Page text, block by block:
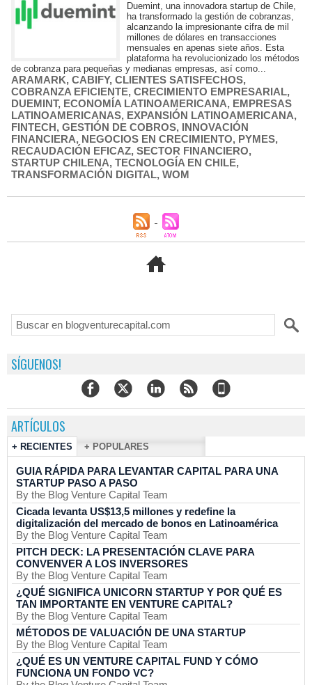
Duemint, una innovadora startup de Chile,
ha transformado la gestión de cobranzas,
alcanzando la impresionante cifra de mil
millones de dólares en transacciones
mensuales en apenas siete años. Esta
plataforma ha revolucionizado los métodos
de cobranza para pequeñas y medianas empresas, así como...
ARAMARK, CABIFY, CLIENTES SATISFECHOS,
COBRANZA EFICIENTE, CRECIMIENTO EMPRESARIAL,
DUEMINT, ECONOMÍA LATINOAMERICANA, EMPRESAS
LATINOAMERICANAS, EXPANSIÓN LATINOAMERICANA,
FINTECH, GESTIÓN DE COBROS, INNOVACIÓN
FINANCIERA, NEGOCIOS EN CRECIMIENTO, PYMES,
RECAUDACIÓN EFICAZ, SECTOR FINANCIERO,
STARTUP CHILENA, TECNOLOGÍA EN CHILE,
TRANSFORMACIÓN DIGITAL, WOM
SÍGUENOS!
ARTÍCULOS
+ RECIENTES + POPULARES
GUIA RÁPIDA PARA LEVANTAR CAPITAL PARA UNA
STARTUP PASO A PASO
By the Blog Venture Capital Team
Cicada levanta US$13,5 millones y redefine la
digitalización del mercado de bonos en Latinoamérica
By the Blog Venture Capital Team
PITCH DECK: LA PRESENTACIÓN CLAVE PARA
CONVENVER A LOS INVERSORES
By the Blog Venture Capital Team
¿QUÉ SIGNIFICA UNICORN STARTUP Y POR QUÉ ES
TAN IMPORTANTE EN VENTURE CAPITAL?
By the Blog Venture Capital Team
MÉTODOS DE VALUACIÓN DE UNA STARTUP
By the Blog Venture Capital Team
¿QUÉ ES UN VENTURE CAPITAL FUND Y CÓMO
FUNCIONA UN FONDO VC?